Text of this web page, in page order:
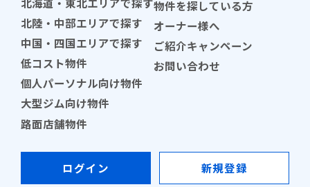
北陸・中部エリアで探す
中国・四国エリアで探す
低コスト物件
個人パーソナル向け物件
大型ジム向け物件
路面店舗物件
物件を探している方
オーナー様へ
ご紹介キャンペーン
お問い合わせ
ログイン 新規登録